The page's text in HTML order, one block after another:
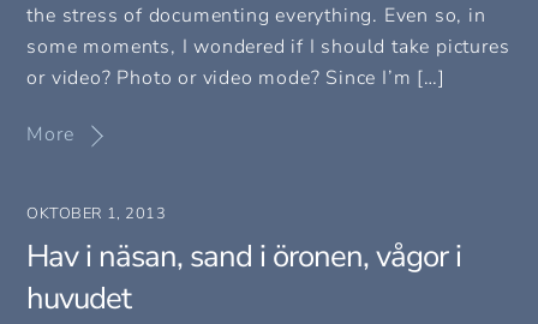
the stress of documenting everything. Even so, in
some moments, I wondered if I should take pictures
or video? Photo or video mode? Since I’m […]
More
OKTOBER 1, 2013
Hav i näsan, sand i öronen, vågor i
huvudet